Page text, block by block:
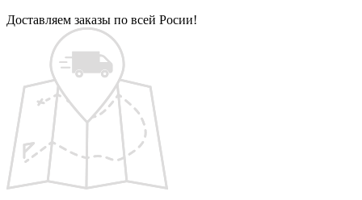
Доставляем заказы по всей Росии!